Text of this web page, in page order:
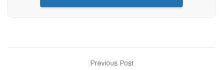
Previous Post